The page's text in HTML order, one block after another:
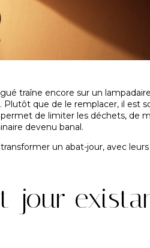
traîne encore sur un
que de le remplacer, il est
de limiter les déchets, de
devenu banal.
un abat-jour, avec
jour